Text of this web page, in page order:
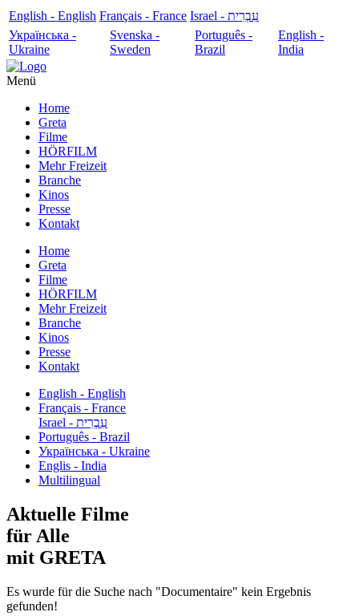
English - English Français - France
עִבְרִית - Israel
Українська -
Ukraine
Svenska -
Sweden
Português -
Brazil
English -
India
Menü
Home
Greta
Filme
HÖRFILM
Mehr Freizeit
Branche
Kinos
Presse
Kontakt
Home
Greta
Filme
HÖRFILM
Mehr Freizeit
Branche
Kinos
Presse
Kontakt
English - English
Français - France
עִבְרִית - Israel
Português - Brazil
Українська - Ukraine
Englis - India
Multilingual
Aktuelle Filme
für Alle
mit GRETA
Es wurde für die Suche nach "Documentaire" kein Ergebnis
gefunden!